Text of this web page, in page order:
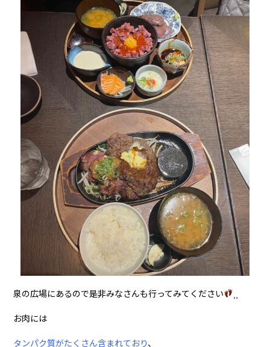
泉の広場にあるので是非みなさんも行ってみてください
お肉には
タンパク質がたくさん含まれており、